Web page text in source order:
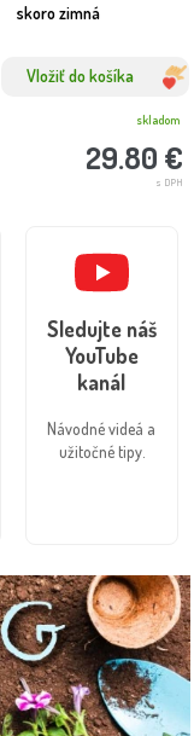
skoro zimná
Vložiť do košíka
29.80 €
s DPH
skladom
Sledujte náš
YouTube
kanál
Návodné videá a
užitočné tipy.